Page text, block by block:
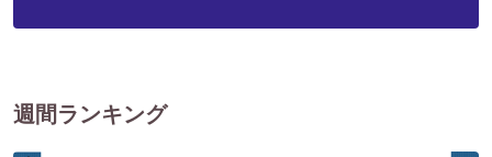
週間ランキング